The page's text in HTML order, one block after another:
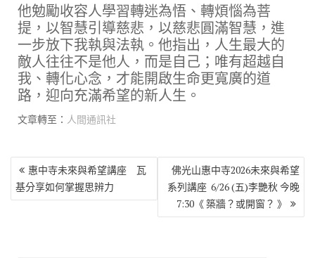
他勉勵收容人學習轉迷為悟、轉煩惱為菩
提，以智慧引導慈悲，以慈悲圓滿智慧，進
一步放下我執與法執。他指出，人生最大的
敵人往往不是他人，而是自己；唯有超越自
我、轉化心念，才能開啟生命更寬廣的道
路，迎向充滿希望的新人生。
文章轉至： 人間通訊社
文
章
導
惠中寺未來與希望講座 瓦
基分享如何掌握思辨力
佛光山惠中寺2026未來與希望
系列講座 6/26 (五)李艷秋 今晚
7:30《 築牆？或開窗？ 》